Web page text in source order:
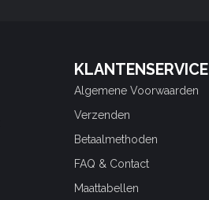
KLANTENSERVICE
Algemene Voorwaarden
Verzenden
Betaalmethoden
FAQ & Contact
Maattabellen